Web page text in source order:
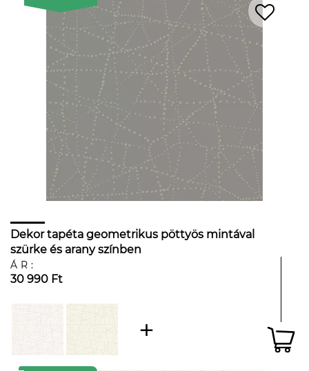
Dekor tapéta geometrikus pöttyös mintával
szürke és arany színben
ÁR:
30 990 Ft